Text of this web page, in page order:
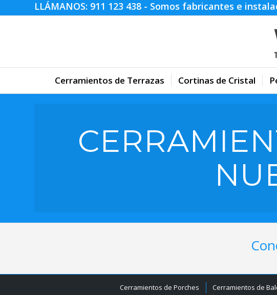
LLÁMANOS: 911 123 438 - Somos fabricantes e
Cerramientos de Terrazas Cortinas de Cristal
Cerramientos de Porches Cerramientos de